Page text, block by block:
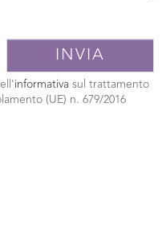
informativa sul trattamento
(UE) n. 679/2016